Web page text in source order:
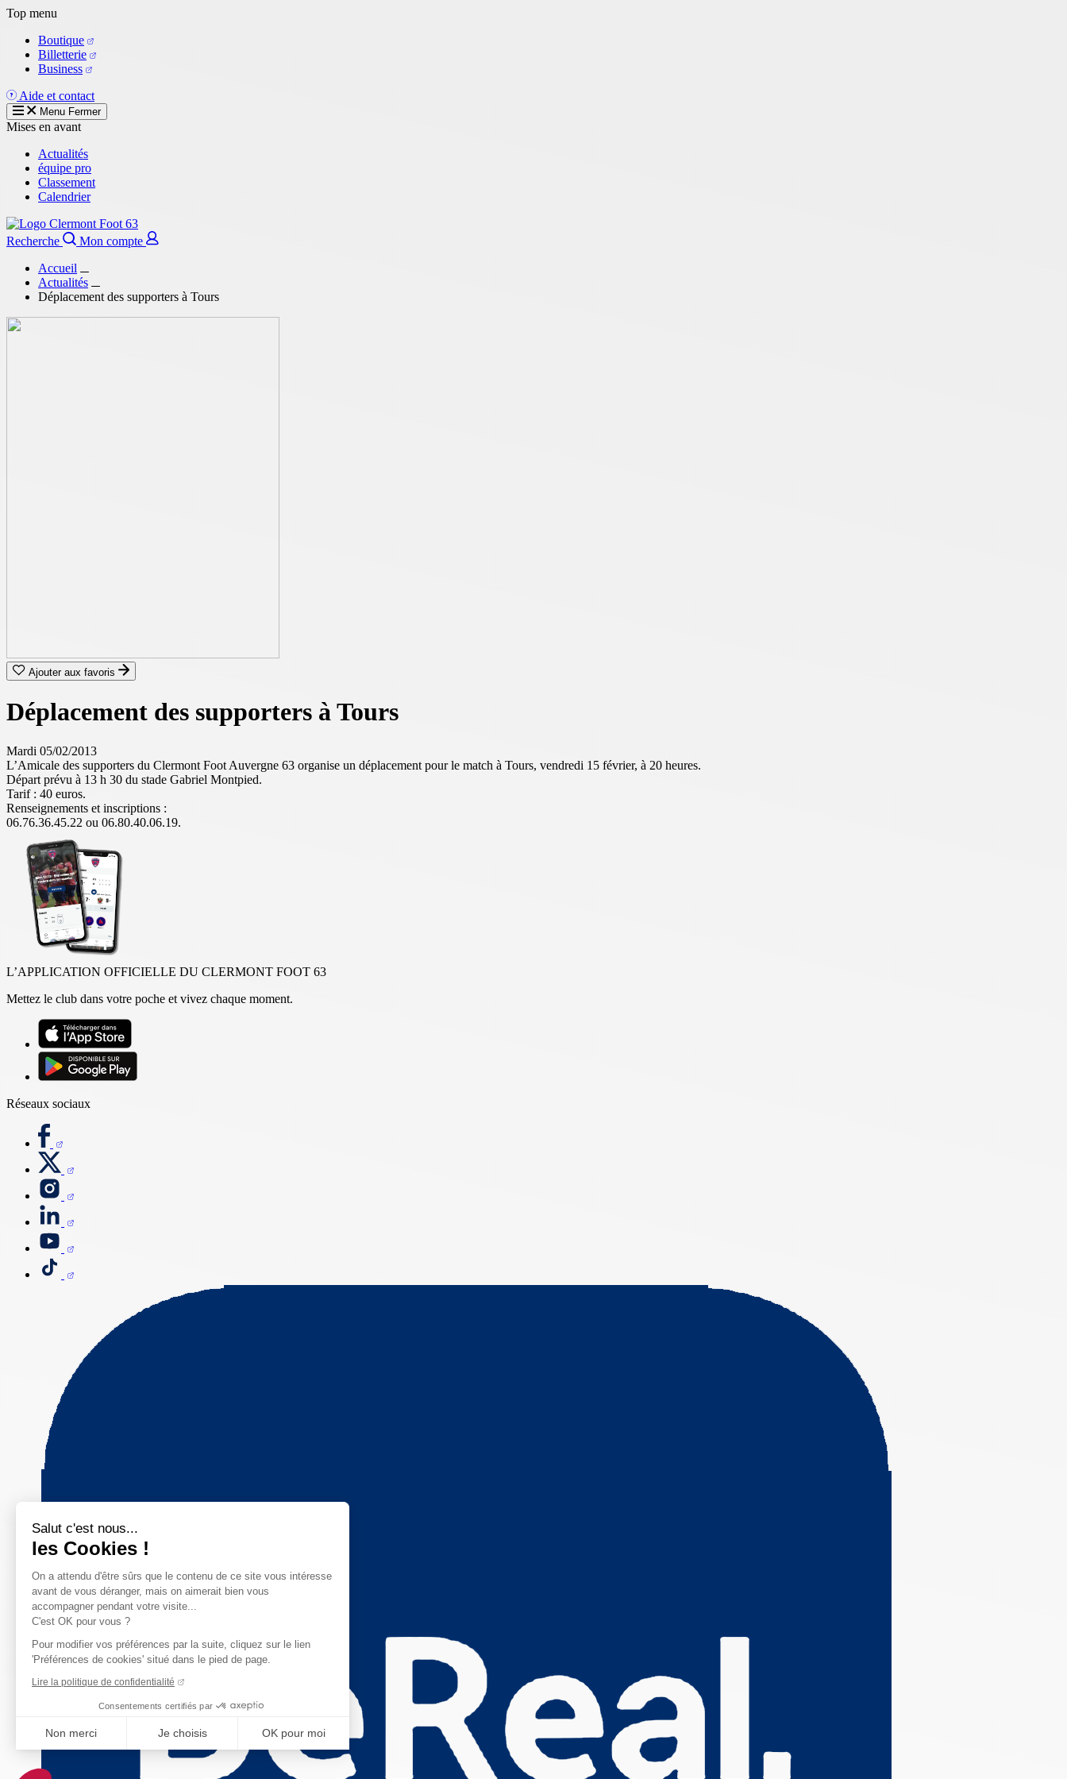
Salut c'est nous...
les Cookies !
On a attendu d'être sûrs que le contenu de ce site vous intéresse
avant de vous déranger, mais on aimerait bien vous
accompagner pendant votre visite...
C'est OK pour vous ?
Pour modifier vos préférences par la suite, cliquez sur le lien
'Préférences de cookies' situé dans le pied de page.
Lire la politique de confidentialité
Consentements certifiés par
Non merci Je choisis OK pour moi
Plateforme de Gestion du Consentement : Personnalisez vos Options
Aller
contenu
principal
Top menu
Boutique
Billetterie
Business
Aide et contact
Menu Fermer
Mises en avant
Actualités
équipe pro
Classement
Calendrier
Recherche
Mon compte
Accueil
Actualités
Déplacement des supporters à Tours
Ajouter aux favoris
Déplacement des supporters à Tours
Mardi 05/02/2013
L’Amicale des supporters du Clermont Foot Auvergne 63 organise un déplacement pour le match à Tours, vendredi 15 février, à 20 heures.
Départ prévu à 13 h 30 du stade Gabriel Montpied.
Tarif : 40 euros.
Renseignements et inscriptions :
06.76.36.45.22 ou 06.80.40.06.19.
L’APPLICATION OFFICIELLE DU CLERMONT FOOT 63
Mettez le club dans votre poche et vivez chaque moment.
Réseaux sociaux